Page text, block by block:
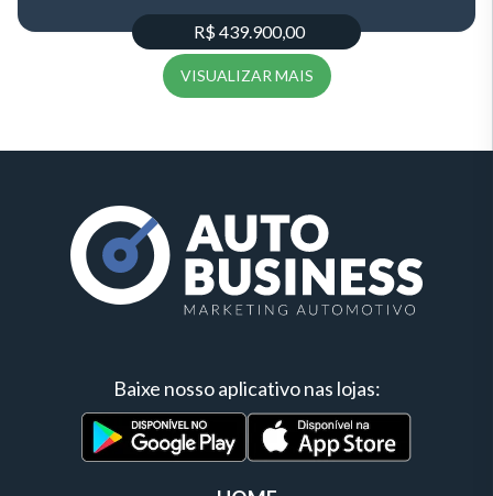
R$ 439.900,00
VISUALIZAR MAIS
Baixe nosso aplicativo nas lojas: